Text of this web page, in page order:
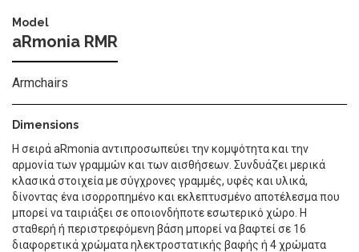
Model
aRmonia RMR
Armchairs
Dimensions
Η σειρά aRmonia αντιπροσωπεύει την κομψότητα και την
αρμονία των γραμμών και των αισθήσεων. Συνδυάζει μερικά
κλασικά στοιχεία με σύγχρονες γραμμές, υφές και υλικά,
δίνοντας ένα ισορροπημένο και εκλεπτυσμένο αποτέλεσμα που
μπορεί να ταιριάξει σε οποιονδήποτε εσωτερικό χώρο. Η
σταθερή ή περιστρεφόμενη βάση μπορεί να βαφτεί σε 16
διαφορετικά χρώματα ηλεκτροστατικής βαφής ή 4 χρώματα